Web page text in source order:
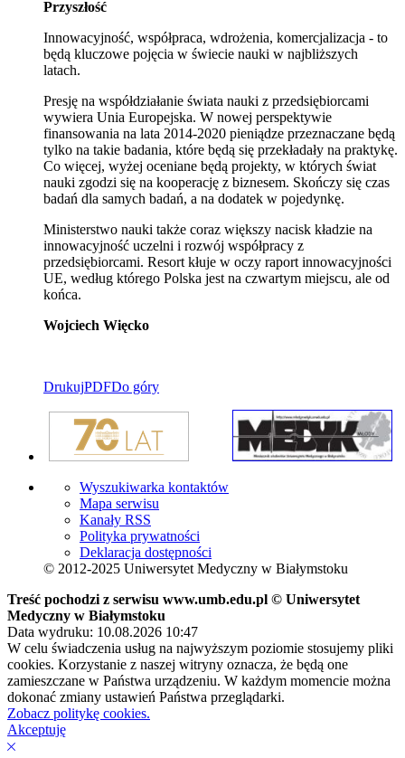
Przyszłość
Innowacyjność, współpraca, wdrożenia, komercjalizacja - to
będą kluczowe pojęcia w świecie nauki w najbliższych
latach.
Presję na współdziałanie świata nauki z przedsiębiorcami
wywiera Unia Europejska. W nowej perspektywie
finansowania na lata 2014-2020 pieniądze przeznaczane będą
tylko na takie badania, które będą się przekładały na praktykę.
Co więcej, wyżej oceniane będą projekty, w których świat
nauki zgodzi się na kooperację z biznesem. Skończy się czas
badań dla samych badań, a na dodatek w pojedynkę.
Ministerstwo nauki także coraz większy nacisk kładzie na
innowacyjność uczelni i rozwój współpracy z
przedsiębiorcami. Resort kłuje w oczy raport innowacyjności
UE, według którego Polska jest na czwartym miejscu, ale od
końca.
Wojciech Więcko
DrukujPDFDo góry
Wyszukiwarka kontaktów
Mapa serwisu
Kanały RSS
Polityka prywatności
Deklaracja dostępności
© 2012-2025 Uniwersytet Medyczny w Białymstoku
Treść pochodzi z serwisu www.umb.edu.pl © Uniwersytet
Medyczny w Białymstoku
Data wydruku: 10.08.2026 10:47
W celu świadczenia usług na najwyższym poziomie stosujemy pliki
cookies. Korzystanie z naszej witryny oznacza, że będą one
zamieszczane w Państwa urządzeniu. W każdym momencie można
dokonać zmiany ustawień Państwa przeglądarki.
Zobacz politykę cookies.
Akceptuję